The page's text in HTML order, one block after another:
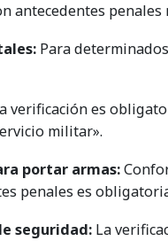
antecedentes
Para
verificación es
militar».
portar armas:
penales es
seguridad: La